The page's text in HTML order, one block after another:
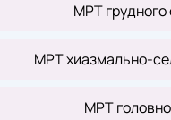
МРТ грудного
МРТ хиазмально-
МРТ